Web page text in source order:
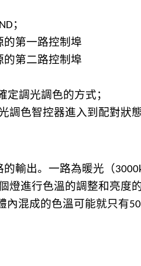
；
的第一路控制埠
的第二路控制埠
定調光調色的方式；
調色智控器進入到配對狀
的輸出。一路為暖光（
燈進行色溫的調整和亮度
內混成的色溫可能就只有